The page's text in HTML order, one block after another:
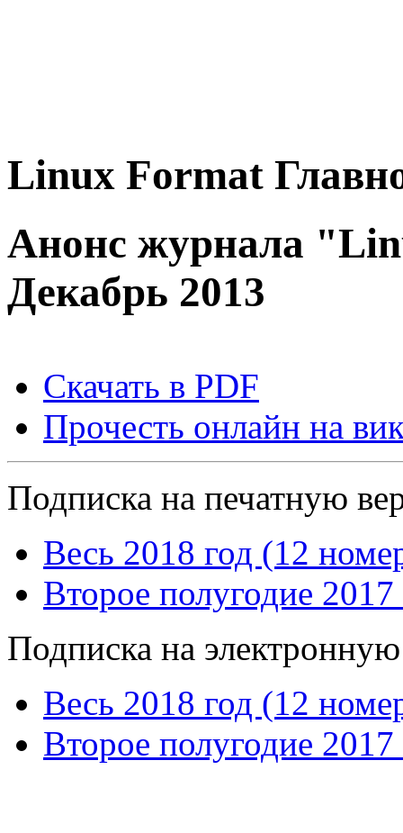
Linux Format
Анонс журнала
Декабрь 2013
Скачать в PDF
Прочесть онлайн на
Подписка на печатную
Весь 2018 год (12
Второе полугодие
Подписка на
Весь 2018 год (12
Второе полугодие